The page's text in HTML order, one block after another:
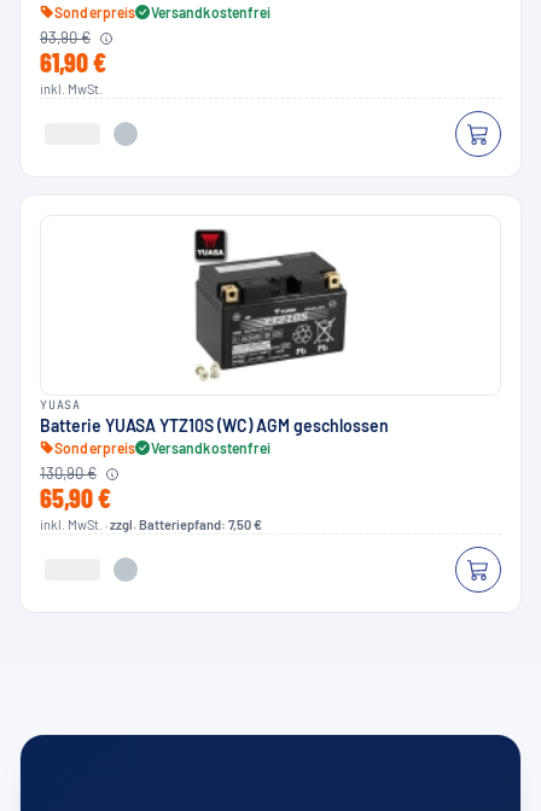
Sonderpreis Versandkostenfrei
93,90 €
61,90 €
inkl. MwSt.
YUASA
Batterie YUASA YTZ10S (WC) AGM geschlossen
Sonderpreis Versandkostenfrei
130,90 €
65,90 €
inkl. MwSt. ·zzgl. Batteriepfand: 7,50 €